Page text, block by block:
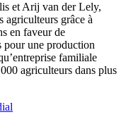
et Arij van der Lely,
agriculteurs grâce à
en faveur de
pour une production
familiale
agriculteurs dans plus